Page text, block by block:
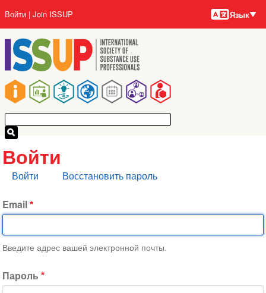
основному
содержанию
Main
navigation
User
account
menu
Войти Join ISSUP Языки
Язык
Войти
Главные
Войти Восстановить пароль
Email
Введите адрес вашей электронной почты.
Пароль